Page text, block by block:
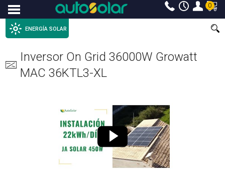
Menu 0
ENERGÍA SOLAR
Inversor On Grid 36000W Growatt
MAC 36KTL3-XL